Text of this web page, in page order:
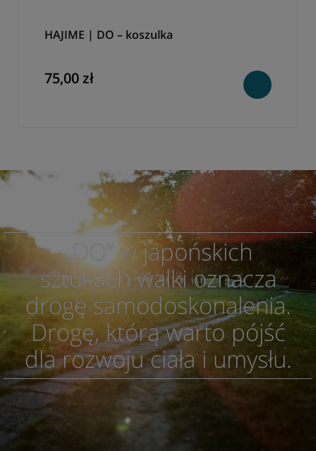
HAJIME | DO – koszulka
75,00 zł
„DO” w japońskich
sztukach walki oznacza
drogę samodoskonalenia.
Drogę, którą warto pójść
dla rozwoju ciała i umysłu.